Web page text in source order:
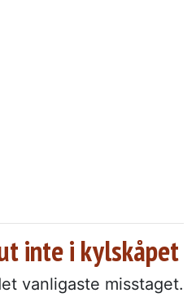
inte i kylskåpet
vanligaste misstaget.